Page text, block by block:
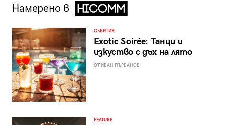
Намерено в
СЪБИТИЯ
Exotic Soirée: Танци и
изкуство с дъх на лято
ОТ ИВАН ПЪРВАНОВ
FEATURE